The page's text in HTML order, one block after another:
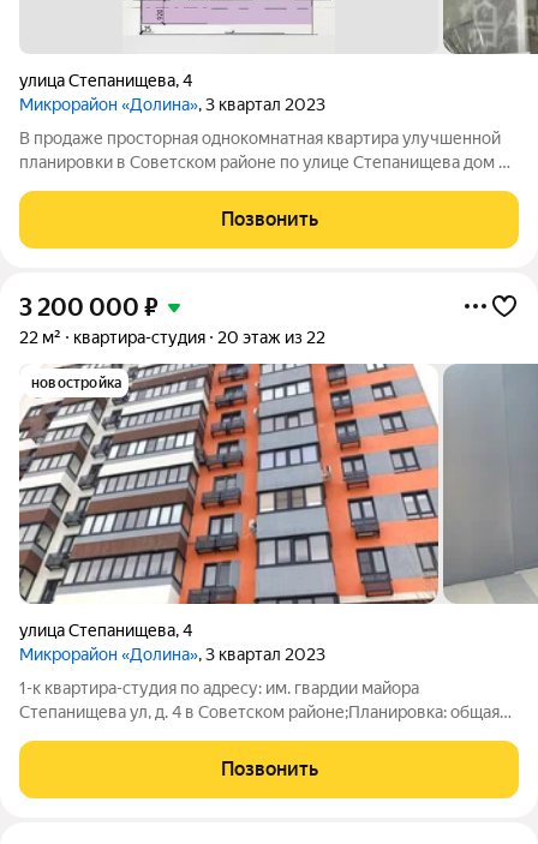
улица Степанищева,4
Микрорайон «Долина», 3 квартал 2023
В продаже просторная однокомнатная квартира улучшенной
планировки в Советском районе по улице Степанищева дом 4.
Грибанова, Курсекова, Добрушина. Дом монолитно-
кирпичный 2023 года постройки, 23
Позвонить
3 200 000 ₽
22 м² квартира-студия 20 этаж из 22
новостройка
улица Степанищева,4
Микрорайон «Долина», 3 квартал 2023
1-к квартира-студия по адресу: им. гвардии майора
Степанищева ул, д. 4 в Советском районе;Планировка: общая
стены, залита стяжка.Квартира не угловая, окна выходят на
улицу.Рядом с домом:
Позвонить